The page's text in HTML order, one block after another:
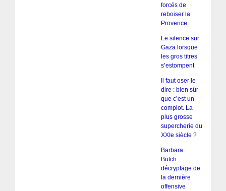
forcés de
reboiser la
Provence
Le silence sur
Gaza lorsque
les gros titres
s’estompent
Il faut oser le
dire : bien sûr
que c’est un
complot. La
plus grosse
supercherie du
XXIe siècle ?
Barbara
Butch :
décryptage de
la dernière
offensive